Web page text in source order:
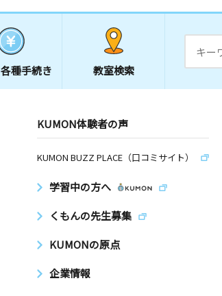
各種手続き 教室検索
KUMON体験者の声
KUMON BUZZ PLACE（口コミサイト）
学習中の方へ
くもんの先生募集
KUMONの原点
企業情報